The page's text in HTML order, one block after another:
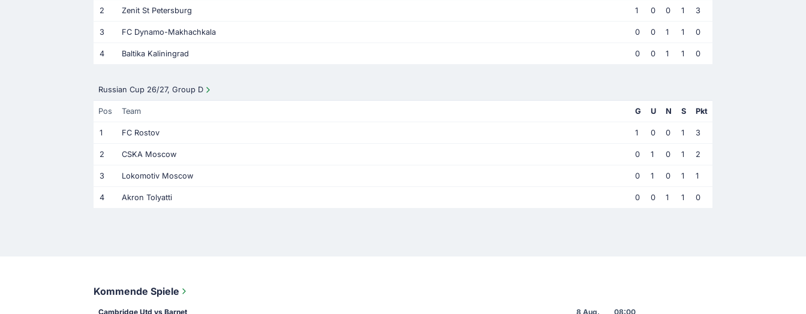
2 Zenit St Petersburg 1 0 0 1 3
3 FC Dynamo-Makhachkala 0 0 1 1 0
4 Baltika Kaliningrad 0 0 1 1 0
Russian Cup 26/27, Group D
Pos Team G U N S Pkt
1 FC Rostov 1 0 0 1 3
2 CSKA Moscow 0 1 0 1 2
3 Lokomotiv Moscow 0 1 0 1 1
4 Akron Tolyatti 0 0 1 1 0
Kommende Spiele
Cambridge Utd vs Barnet 8 Aug. 08:00